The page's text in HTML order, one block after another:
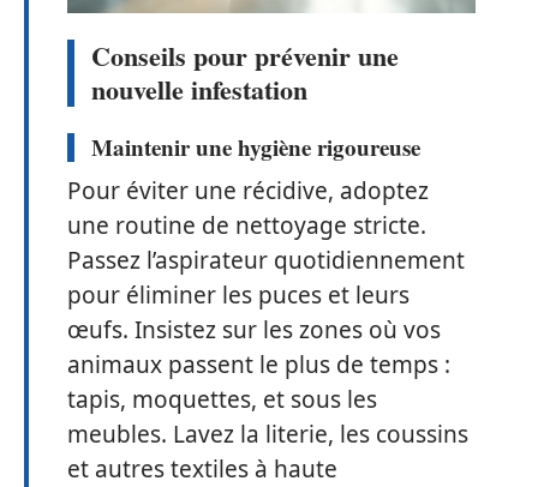
Conseils pour prévenir une
nouvelle infestation
Maintenir une hygiène rigoureuse
Pour éviter une récidive, adoptez
une routine de nettoyage stricte.
Passez l’aspirateur quotidiennement
pour éliminer les puces et leurs
œufs. Insistez sur les zones où vos
animaux passent le plus de temps :
tapis, moquettes, et sous les
meubles. Lavez la literie, les coussins
et autres textiles à haute